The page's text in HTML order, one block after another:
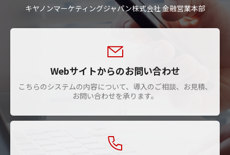
キヤノンマーケティングジャパン株式会社 金融営業本部
Webサイトからのお問い合わせ
こちらのシステムの内容について、導入のご相談、お見積、
お問い合わせを承ります。